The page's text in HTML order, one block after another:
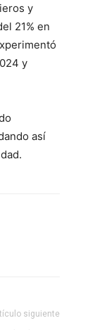
y
21% en
y
así
siguiente